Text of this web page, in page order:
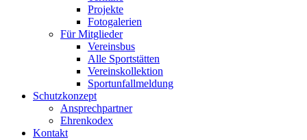
Projekte
Fotogalerien
Für Mitglieder
Vereinsbus
Alle Sportstätten
Vereinskollektion
Sportunfallmeldung
Schutzkonzept
Ansprechpartner
Ehrenkodex
Kontakt